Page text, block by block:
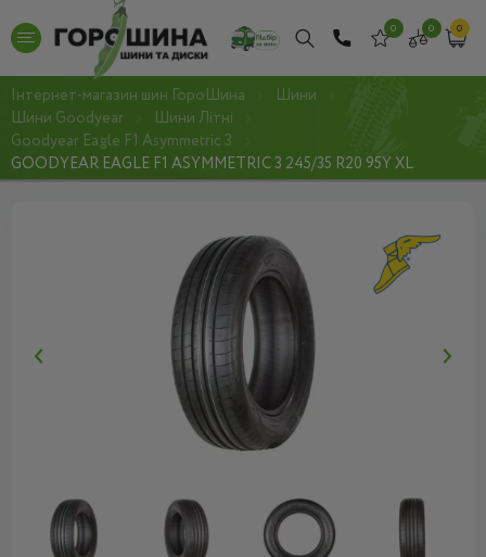
0 0 0
Інтернет-магазин шин ГороШина
Шини
Шини Goodyear
Шини Літні
Goodyear Eagle F1 Asymmetric 3
GOODYEAR EAGLE F1 ASYMMETRIC 3 245/35 R20 95Y XL